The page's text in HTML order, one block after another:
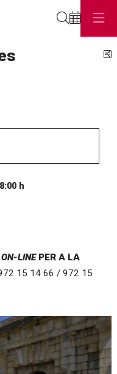
h
ON-LINE PER A LA
15 14 66 / 972 15